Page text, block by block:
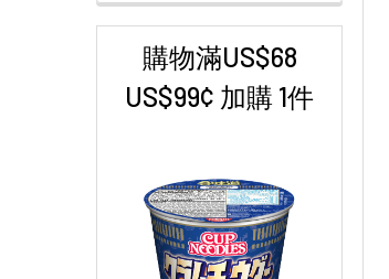
購物滿US$68
US$99¢ 加購 1件